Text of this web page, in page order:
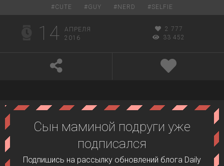
#CUTE #GUY # NERD #SELFIE
14
АПРЕЛЯ
2016
2 777
33 452
Сын маминой подруги уже
подписался
Подпишись на рассылку обновлений блога Daily